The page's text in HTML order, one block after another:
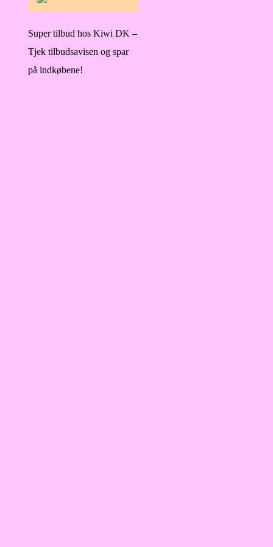
Super tilbud hos Kiwi DK –
Tjek tilbudsavisen og spar
på indkøbene!